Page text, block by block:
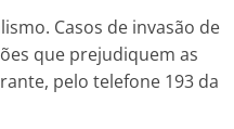
Casos de invasão de
que prejudiquem as
pelo telefone 193 da